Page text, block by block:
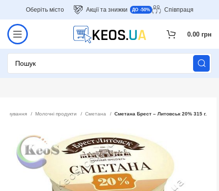
Оберіть місто Акції та знижки ДО -50% Співпраця
0.00 грн
Молочні продукти Сметана Сметана Брест – Литовськ 20% 315 г.